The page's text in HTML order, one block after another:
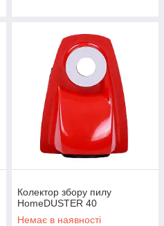
Колектор збору пилу
HomeDUSTER 40
Немає в наявності